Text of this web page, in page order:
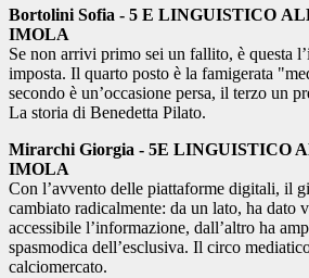
Bortolini Sofia - 5 E LINGUISTICO
IMOLA
Se non arrivi primo sei un fallito, è questa
imposta. Il quarto posto è la famigerata
secondo è un’occasione persa, il terzo un
La storia di Benedetta Pilato.
Mirarchi Giorgia - 5E LINGUISTICO
IMOLA
Con l’avvento delle piattaforme digitali, il
cambiato radicalmente: da un lato, ha dato
accessibile l’informazione, dall’altro ha
spasmodica dell’esclusiva. Il circo
calciomercato.